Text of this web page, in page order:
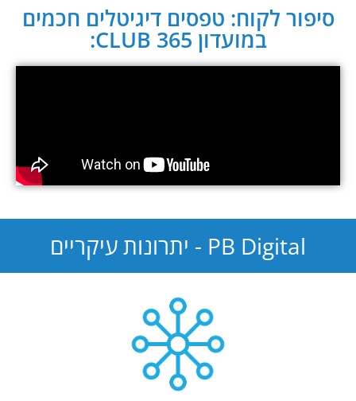
סיפור לקוח: טפסים דיגיטלים חכמים
במועדון CLUB 365:
PB Digital - יתרונות עיקריים